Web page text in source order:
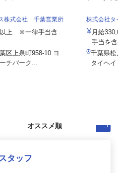
株式会社 千葉営業所
以上 ※一律手当含
区上泉町958-10 ヨ
チパーク...
株式会社タ
月給
手当を
千葉県
タイヘ
タッフ